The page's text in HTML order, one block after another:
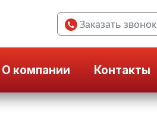
Заказать звонок
О компании Контакты